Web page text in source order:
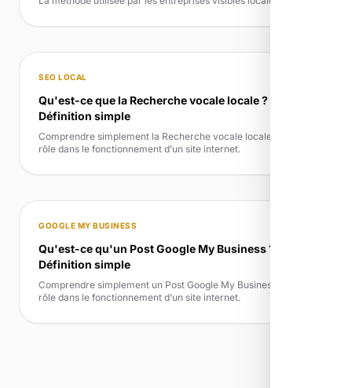
SEO LOCAL
Qu'est-ce que la Recherche vocale locale ?
Définition simple
Comprendre simplement la Recherche vocale locale et son
rôle dans le fonctionnement d’un site internet.
GOOGLE MY BUSINESS
Qu'est-ce qu'un Post Google My Business ?
Définition simple
Comprendre simplement un Post Google My Business et son
rôle dans le fonctionnement d’un site internet.